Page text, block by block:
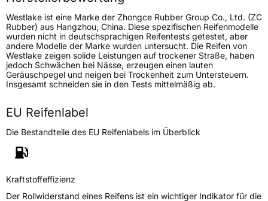
FahrzeugtypPKW
VerwendungWinterreifen
ModellnameZ 507
FahrzeugartPKW & SUV
Weitere Eigenschaften
SchlauchtypTL
M+SJa
Westlake ist eine Marke der Zhongce Rubber Group Co., Ltd. (ZC
Rubber) aus Hangzhou, China. Diese spezifischen Reifenmodelle
wurden nicht in deutschsprachigen Reifentests getestet, aber
andere Modelle der Marke wurden untersucht. Die Reifen von
Westlake zeigen solide Leistungen auf trockener Straße, haben
jedoch Schwächen bei Nässe, erzeugen einen lauten
Geräuschpegel und neigen bei Trockenheit zum Untersteuern.
Insgesamt schneiden sie in den Tests mittelmäßig ab.
EU Reifenlabel
Die Bestandteile des EU Reifenlabels im Überblick
Kraftstoffeffizienz
Der Rollwiderstand eines Reifens ist ein wichtiger Indikator für die